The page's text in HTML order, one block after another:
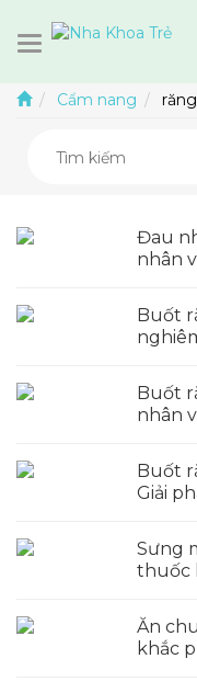
Cẩm nang
Đau
nhân
Buốt
Buốt
nhân
Buốt
Giải
Sưng
thuốc
Ăn
khắc